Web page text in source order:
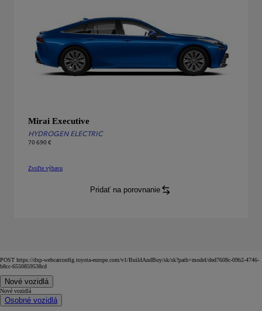
Mirai Executive
HYDROGEN ELECTRIC
70 690 €
Mirai Executive
Zvoľte výbavu
Pridať na porovnanie
POST https://dxp-webcarconfig.toyota-europe.com/v1/BuildAndBuy/sk/sk?path=model/ded7608c-09b2-4746-
b8cc-6550859538cd
Nové vozidlá
Nové vozidlá
Osobné vozidlá